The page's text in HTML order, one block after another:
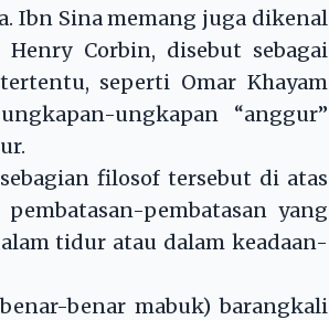
Ibn Sina memang juga dikenal
Corbin, disebut sebagai
seperti Omar Khayam
ungkapan “anggur”
filosof tersebut di atas
pembatasan yang
tidur atau dalam keadaan-
benar mabuk) barangkali